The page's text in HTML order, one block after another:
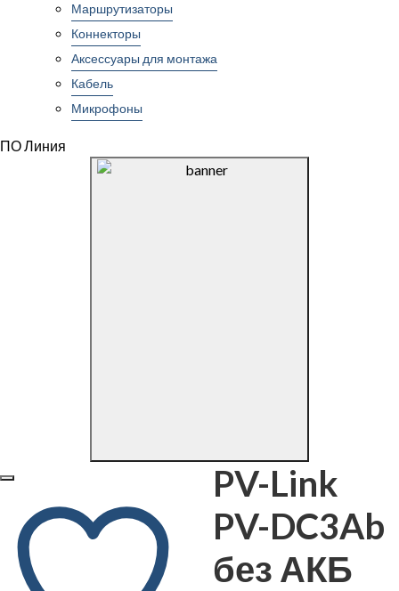
Маршрутизаторы
Коннекторы
Аксессуары для монтажа
Кабель
Микрофоны
ПО Линия
PV-Link
PV-DC3Ab
без АКБ